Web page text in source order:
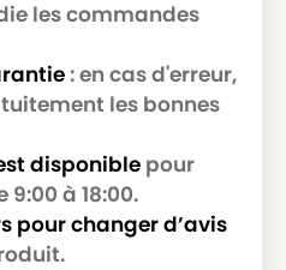
S300
S400
S5381
S600
1800
les commandes
: en cas d'erreur,
les bonnes
disponible pour
9:00 à 18:00.
pour changer d’avis